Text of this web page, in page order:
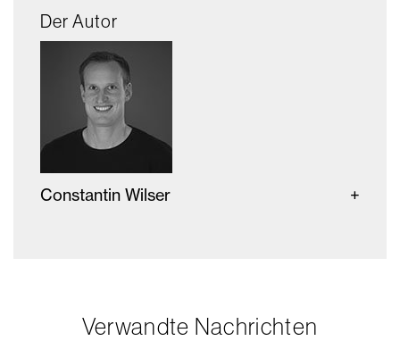
Der Autor
Constantin Wilser
Verwandte Nachrichten